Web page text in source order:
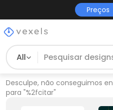
Preços
All
Desculpe, não conseguimos
para "%2fcitar"